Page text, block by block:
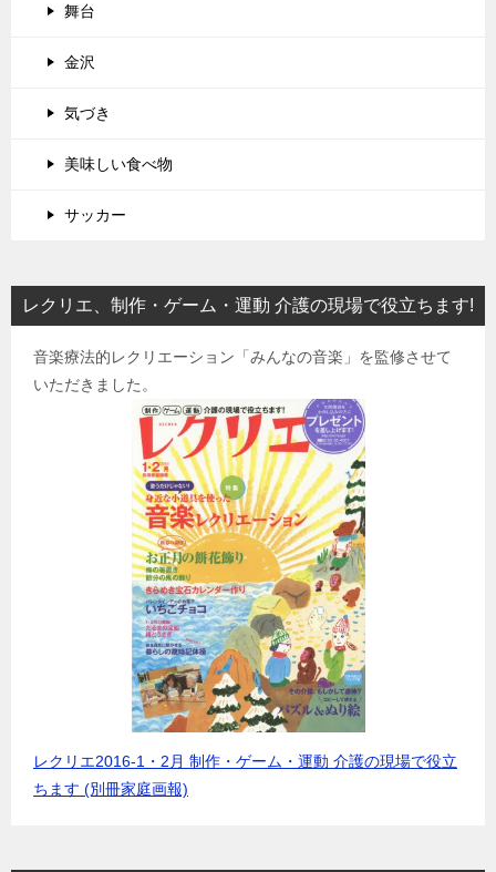
舞台
金沢
気づき
美味しい食べ物
サッカー
レクリエ、制作・ゲーム・運動 介護の現場で役立ちます!
音楽療法的レクリエーション「みんなの音楽」を監修させて
いただきました。
レクリエ2016-1・2月 制作・ゲーム・運動 介護の現場で役立
ちます (別冊家庭画報)